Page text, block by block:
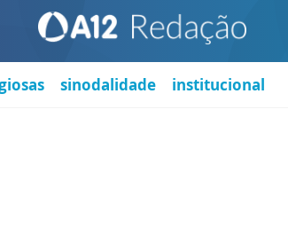
sinodalidade institucional